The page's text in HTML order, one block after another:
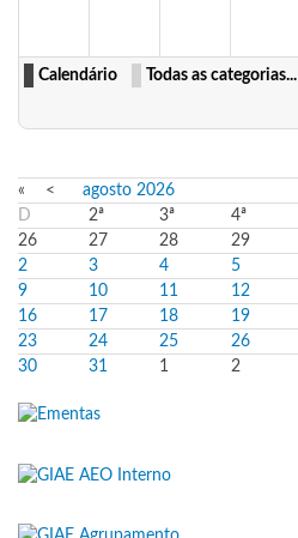
Calendário Todas as categorias...
« < agosto 2026
D
2ª 3ª 4ª
26
27 28 29
2
3 4 5
9
10 11 12
16
17 18 19
23
24 25 26
30
31 1 2